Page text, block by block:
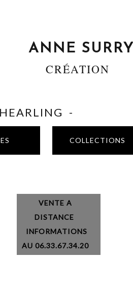
ANNE SURRY
CRÉATION
VENTE A
DISTANCE
INFORMATIONS
AU 06.33.67.34.20
-
COLLECTIONS